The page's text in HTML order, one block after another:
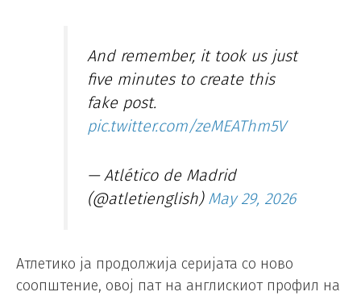
And remember, it took us just
five minutes to create this
fake post.
pic.twitter.com/zeMEAThm5V
— Atlético de Madrid
(@atletienglish) May 29, 2026
Атлетико ја продолжија серијата со ново
соопштение, овој пат на англискиот профил на